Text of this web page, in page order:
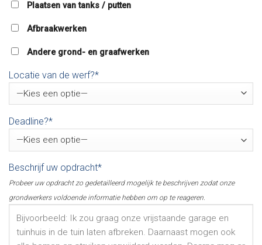
Plaatsen van tanks / putten
Afbraakwerken
Andere grond- en graafwerken
Locatie van de werf?*
Deadline?*
Beschrijf uw opdracht*
Probeer uw opdracht zo gedetailleerd mogelijk te beschrijven zodat onze
grondwerkers voldoende informatie hebben om op te reageren.